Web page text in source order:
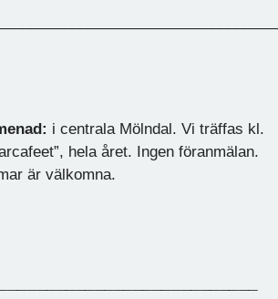
i centrala Mölndal. Vi träffas kl.
hela året. Ingen föranmälan.
är välkomna.